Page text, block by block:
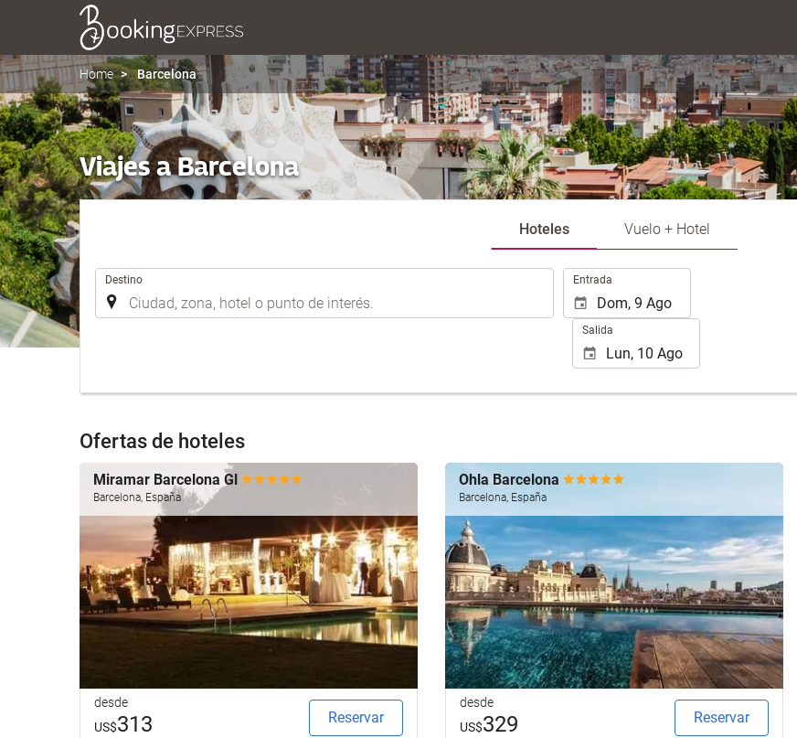
Home Barcelona
Viajes a Barcelona
Hoteles Vuelo + Hotel
Destino Entrada
Salida
Ofertas de hoteles
Miramar Barcelona Gl
Barcelona, España
desde
US$313 Reservar
Ohla Barcelona
Barcelona, España
desde
US$329 Reservar